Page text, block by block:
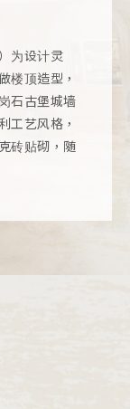
为设计灵
楼顶造型，
石古堡城墙
工艺风格，
砖贴砌，随